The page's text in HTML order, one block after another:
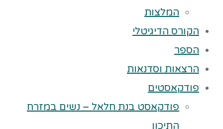
המלצות
הקורס הדיגיטלי
הספר
הרצאות וסדנאות
פודקאסטים
פודקאסט בנת חלאל – נשים במזרח
התיכון